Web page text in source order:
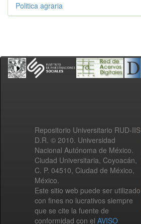
Politica agraria
Repositorio Universitario RUD-IIS
D.R. © 2010. Universidad
Nacional Autónoma de México.
Ciudad Universitaria, Coyoacán,
C. P. 04510, Ciudad de México,
México.
Este sitio web puede ser utilizado
con fines no lucrativos siempre
que se cite la fuente de
conformidad con el AVISO